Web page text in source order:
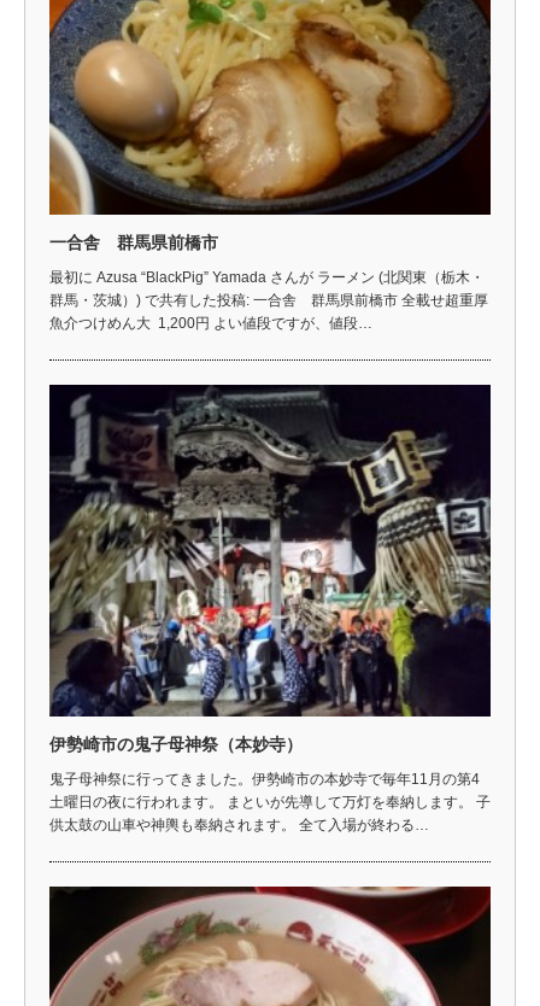
一合舎 群馬県前橋市
最初に Azusa “BlackPig” Yamada さんが ラーメン (北関東（栃木・
群馬・茨城）) で共有した投稿: 一合舎 群馬県前橋市 全載せ超重厚
魚介つけめん大 1,200円 よい値段ですが、値段…
伊勢崎市の鬼子母神祭（本妙寺）
鬼子母神祭に行ってきました。伊勢崎市の本妙寺で毎年11月の第4
土曜日の夜に行われます。 まといが先導して万灯を奉納します。 子
供太鼓の山車や神輿も奉納されます。 全て入場が終わる…